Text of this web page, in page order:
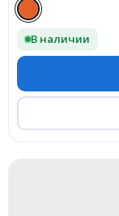
В наличии